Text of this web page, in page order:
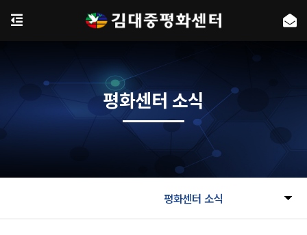
평화센터 소식
평화센터 소식